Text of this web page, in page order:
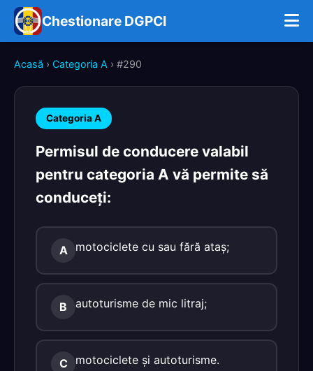
Chestionare DGPCI
Acasă › Categoria A › #290
Categoria A
Permisul de conducere valabil
pentru categoria A vă permite să
conduceţi:
A motociclete cu sau fără ataş;
B autoturisme de mic litraj;
C motociclete şi autoturisme.